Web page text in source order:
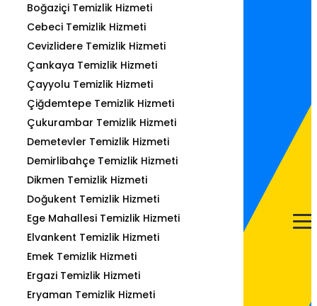
Boğaziçi Temizlik Hizmeti
Cebeci Temizlik Hizmeti
Cevizlidere Temizlik Hizmeti
Çankaya Temizlik Hizmeti
Çayyolu Temizlik Hizmeti
Çiğdemtepe Temizlik Hizmeti
Çukurambar Temizlik Hizmeti
Demetevler Temizlik Hizmeti
Demirlibahçe Temizlik Hizmeti
Dikmen Temizlik Hizmeti
Doğukent Temizlik Hizmeti
Ege Mahallesi Temizlik Hizmeti
Elvankent Temizlik Hizmeti
Emek Temizlik Hizmeti
Ergazi Temizlik Hizmeti
Eryaman Temizlik Hizmeti